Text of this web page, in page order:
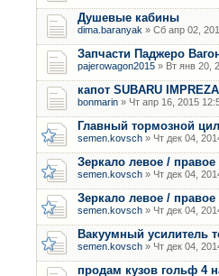
Душевые кабины
dima.baranyak » Сб апр 02,
Запчасти Паджеро
pajerowagon2015 » Вт янв 20,
капот SUBARU
bonmarin » Чт апр 16, 2015
Главный тормозной
semen.kovsch » Чт дек 04,
Зеркало левое / правое
semen.kovsch » Чт дек 04,
Зеркало левое / правое
semen.kovsch » Чт дек 04,
Вакуумный усилитель
semen.kovsch » Чт дек 04,
продам кузов гольф 4